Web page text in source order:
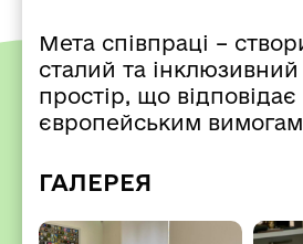
Мета співпраці –
сталий та інклюзивний
простір, що відповідає
європейським вимогам
ГАЛЕРЕЯ